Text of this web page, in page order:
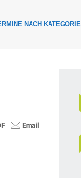
NACH KATEGORIE